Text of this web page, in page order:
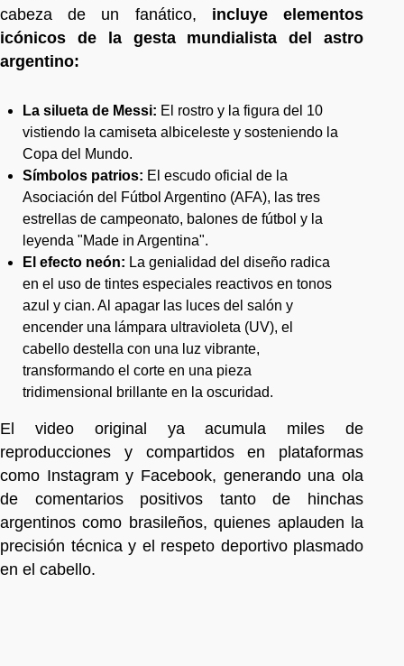
cabeza de un fanático, incluye elementos
icónicos de la gesta mundialista del astro
argentino:
La silueta de Messi: El rostro y la figura del 10
vistiendo la camiseta albiceleste y sosteniendo la
Copa del Mundo.
Símbolos patrios: El escudo oficial de la
Asociación del Fútbol Argentino (AFA), las tres
estrellas de campeonato, balones de fútbol y la
leyenda "Made in Argentina".
El efecto neón: La genialidad del diseño radica
en el uso de tintes especiales reactivos en tonos
azul y cian. Al apagar las luces del salón y
encender una lámpara ultravioleta (UV), el
cabello destella con una luz vibrante,
transformando el corte en una pieza
tridimensional brillante en la oscuridad.
El video original ya acumula miles de
reproducciones y compartidos en plataformas
como Instagram y Facebook, generando una ola
de comentarios positivos tanto de hinchas
argentinos como brasileños, quienes aplauden la
precisión técnica y el respeto deportivo plasmado
en el cabello.